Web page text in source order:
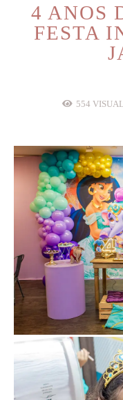
4 ANOS
FESTA
554